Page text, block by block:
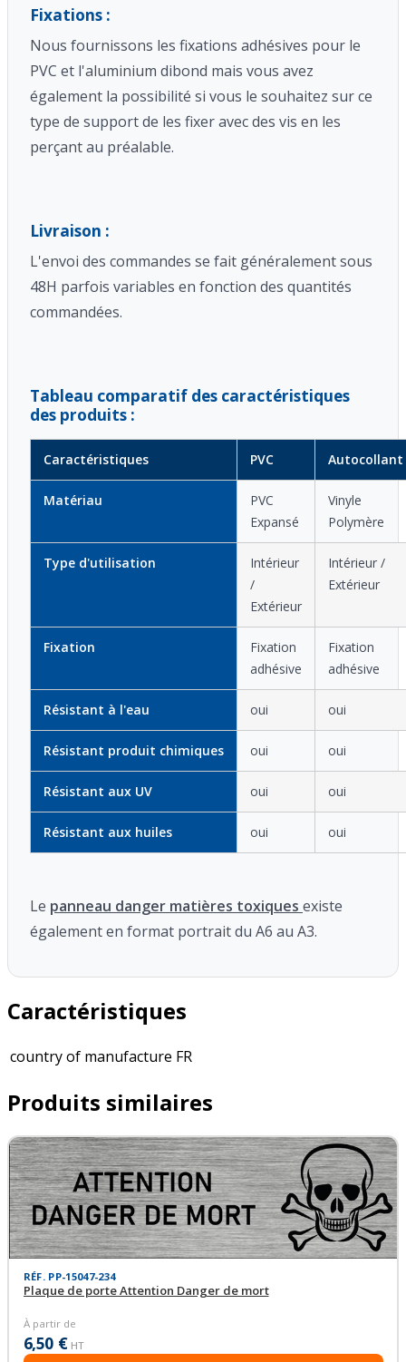
Fixations :
Nous fournissons les fixations adhésives pour le
PVC et l'aluminium dibond mais vous avez
également la possibilité si vous le souhaitez sur ce
type de support de les fixer avec des vis en les
perçant au préalable.
Livraison :
L'envoi des commandes se fait généralement sous
48H parfois variables en fonction des quantités
commandées.
Tableau comparatif des caractéristiques
des produits :
Caractéristiques PVC Autocollant
Matériau
PVC
Expansé
Vinyle
Polymère
Type d'utilisation
Intérieur
/
Extérieur
Intérieur /
Extérieur
Fixation
Fixation
adhésive
Fixation
adhésive
Résistant à l'eau oui oui
Résistant produit chimiques oui oui
Résistant aux UV oui oui
Résistant aux huiles oui oui
Le panneau danger matières toxiques existe
également en format portrait du A6 au A3.
Caractéristiques
country of manufacture FR
Produits similaires
RÉF. PP-15047-234
Plaque de porte Attention Danger de mort
À partir de
6,50 € HT